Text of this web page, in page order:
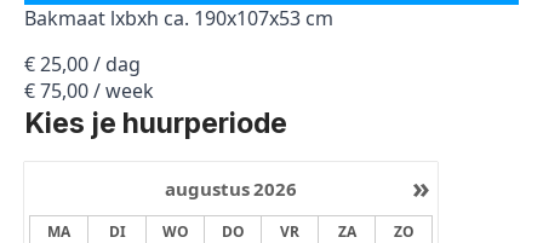
Bakmaat lxbxh ca. 190x107x53 cm
€ 25,00 / dag
€ 75,00 / week
Kies je huurperiode
»
augustus2026
MA DI WO DO VR ZA ZO